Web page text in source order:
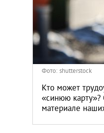
Фото: shutterstock
Кто может
«синюю
материале